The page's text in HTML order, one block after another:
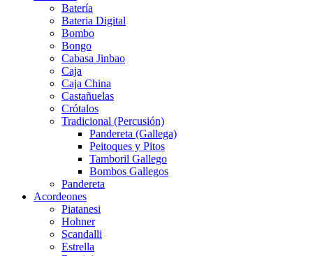
Batería
Bateria Digital
Bombo
Bongo
Cabasa Jinbao
Caja
Caja China
Castañuelas
Crótalos
Tradicional (Percusión)
Pandereta (Gallega)
Peitoques y Pitos
Tamboril Gallego
Bombos Gallegos
Pandereta
Acordeones
Piatanesi
Hohner
Scandalli
Estrella